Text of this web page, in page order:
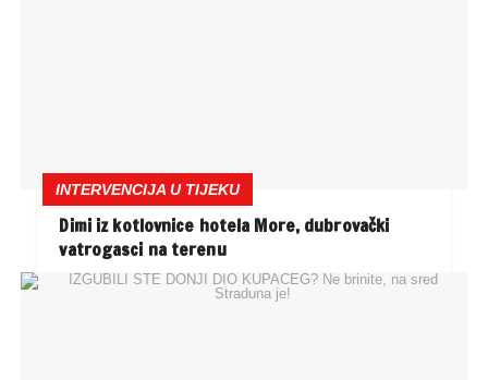
INTERVENCIJA U TIJEKU
Dimi iz kotlovnice hotela More, dubrovački
vatrogasci na terenu